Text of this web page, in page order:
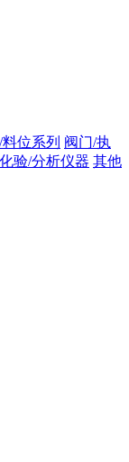
位系列 阀门/执
化验/分析仪器 其他